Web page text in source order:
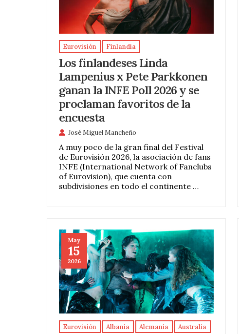
Eurovisión Finlandia
Los finlandeses Linda
Lampenius x Pete Parkkonen
ganan la INFE Poll 2026 y se
proclaman favoritos de la
encuesta
José Miguel Mancheño
A muy poco de la gran final del Festival
de Eurovisión 2026, la asociación de fans
INFE (International Network of Fanclubs
of Eurovision), que cuenta con
subdivisiones en todo el continente …
May
15
2026
Eurovisión Albania Alemania Australia